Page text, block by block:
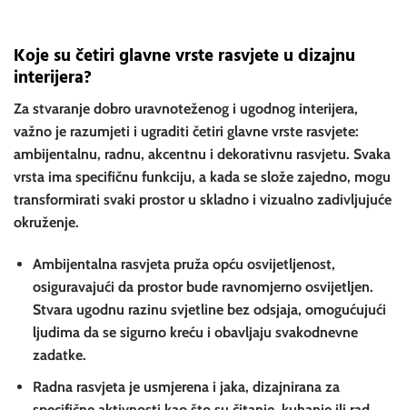
Koje su četiri glavne vrste rasvjete u dizajnu
interijera?
Za stvaranje dobro uravnoteženog i ugodnog interijera,
važno je razumjeti i ugraditi četiri glavne vrste rasvjete:
ambijentalnu, radnu, akcentnu i dekorativnu rasvjetu. Svaka
vrsta ima specifičnu funkciju, a kada se slože zajedno, mogu
transformirati svaki prostor u skladno i vizualno zadivljujuće
okruženje.
Ambijentalna rasvjetapruža opću osvijetljenost,
osiguravajući da prostor bude ravnomjerno osvijetljen.
Stvara ugodnu razinu svjetline bez odsjaja, omogućujući
ljudima da se sigurno kreću i obavljaju svakodnevne
zadatke.
Radna rasvjetaje usmjerena i jaka, dizajnirana za